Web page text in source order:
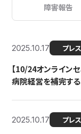
障害報告
2025.10.17 プレ
【10/24オンライン
病院経営を補完す
2025.10.17 プレ